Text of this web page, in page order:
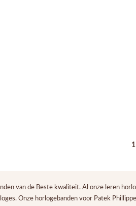
van de Beste kwaliteit. Al onze leren
Onze horlogebanden voor Patek